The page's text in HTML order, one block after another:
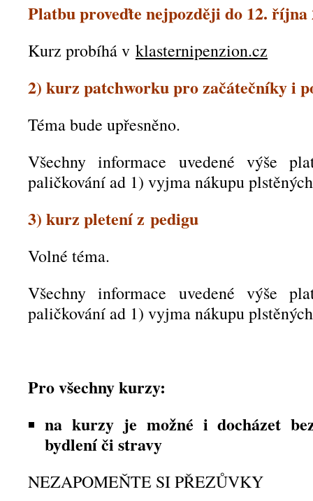
Platbu proveďte nejpozději do 12. října
Kurz probíhá v klasternipenzion.cz
2) kurz patchworku pro začátečníky i
Téma bude upřesněno.
Všechny informace uvedené výše
paličkování ad 1) vyjma nákupu
3) kurz pletení z pedigu
Volné téma.
Všechny informace uvedené výše
paličkování ad 1) vyjma nákupu
Pro všechny kurzy:
na kurzy je možné i docházet
bydlení či stravy
NEZAPOMEŇTE SI PŘEZŮVKY